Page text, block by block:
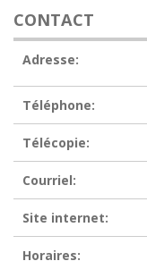
CONTACT
Adresse:
Téléphone:
Télécopie:
Courriel:
Site internet:
Horaires: